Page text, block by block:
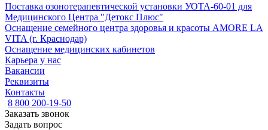
Поставка озонотерапевтической установки УОТА-60-01 для
Медицинского Центра "Детокс Плюс"
Оснащение семейного центра здоровья и красоты AMORE LA
VITA (г. Краснодар)
Оснащение медицинских кабинетов
Карьера у нас
Вакансии
Реквизиты
Контакты
8 800 200-19-50
Заказать звонок
Задать вопрос